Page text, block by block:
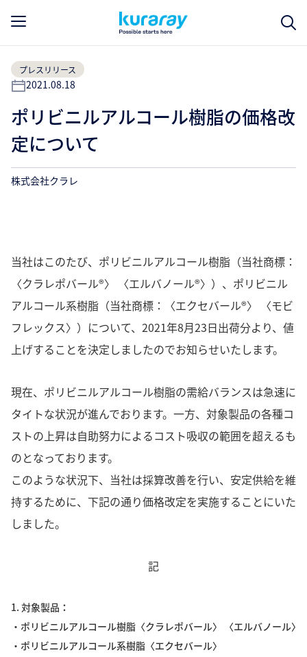
プレスリリース
2021.08.18
ポリビニルアルコール樹脂の価格改
定について
株式会社クラレ
当社はこのたび、ポリビニルアルコール樹脂（当社商標：
〈クラレポバール®〉 〈エルバノール®〉）、ポリビニル
アルコール系樹脂（当社商標：〈エクセバール®〉 〈モビ
フレックス〉）について、2021年8月23日出荷分より、値
上げすることを決定しましたのでお知らせいたします。
現在、ポリビニルアルコール樹脂の需給バランスは急速に
タイトな状況が進んでおります。一方、対象製品の各種コ
ストの上昇は自助努力によるコスト吸収の範囲を超えるも
のとなっております。
このような状況下、当社は採算改善を行い、安定供給を維
持するために、下記の通り価格改定を実施することにいた
しました。
記
1. 対象製品
・ポリビニルアルコール樹脂〈クラレポバール〉 〈エルバノール〉
・ポリビニルアルコール系樹脂〈エクセバール〉